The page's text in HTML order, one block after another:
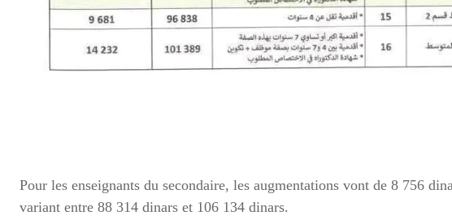
Pour les enseignants du secondaire, les augmentations vont de 8 756
variant entre 88 314 dinars et 106 134 dinars.